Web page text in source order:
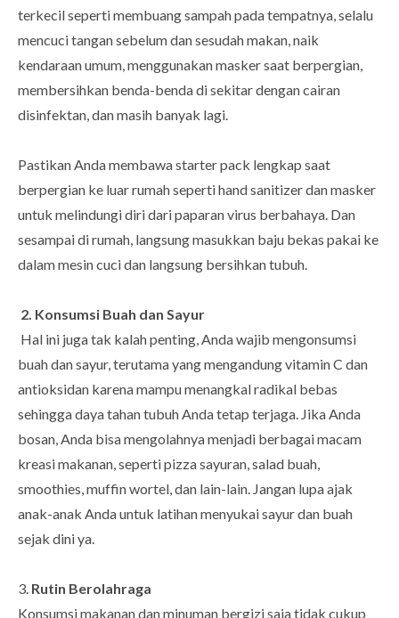
terkecil seperti membuang sampah pada tempatnya, selalu
mencuci tangan sebelum dan sesudah makan, naik
kendaraan umum, menggunakan masker saat berpergian,
membersihkan benda-benda di sekitar dengan cairan
disinfektan, dan masih banyak lagi.
Pastikan Anda membawa starter pack lengkap saat
berpergian ke luar rumah seperti hand sanitizer dan masker
untuk melindungi diri dari paparan virus berbahaya. Dan
sesampai di rumah, langsung masukkan baju bekas pakai ke
dalam mesin cuci dan langsung bersihkan tubuh.
2. Konsumsi Buah dan Sayur
Hal ini juga tak kalah penting, Anda wajib mengonsumsi
buah dan sayur, terutama yang mengandung vitamin C dan
antioksidan karena mampu menangkal radikal bebas
sehingga daya tahan tubuh Anda tetap terjaga. Jika Anda
bosan, Anda bisa mengolahnya menjadi berbagai macam
kreasi makanan, seperti pizza sayuran, salad buah,
smoothies, muffin wortel, dan lain-lain. Jangan lupa ajak
anak-anak Anda untuk latihan menyukai sayur dan buah
sejak dini ya.
3. Rutin Berolahraga
Konsumsi makanan dan minuman bergizi saja tidak cukup